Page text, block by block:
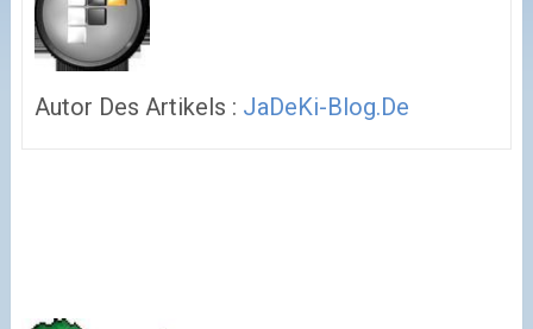
Autor Des Artikels : JaDeKi-Blog.de